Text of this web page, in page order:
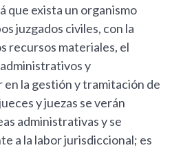
que exista un organismo
juzgados civiles, con la
recursos materiales, el
y
la gestión y tramitación de
y juezas se verán
administrativas y se
a la labor jurisdiccional; es